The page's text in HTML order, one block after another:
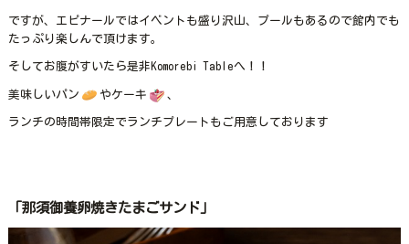
ですが、エピナールではイベントも盛り沢山、プールもあるので館内でも
たっぷり楽しんで頂けます。
そしてお腹がすいたら是非Komorebi Tableへ！！
美味しいパン やケーキ 、
ランチの時間帯限定でランチプレートもご用意しております
「那須御養卵焼きたまごサンド」